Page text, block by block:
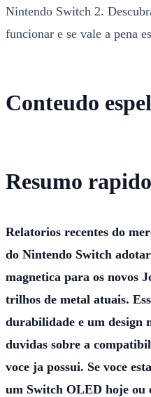
Nintendo Switch 2.
funcionar e se vale a pena
Conteudo
Resumo rapido
Relatorios recentes do
do Nintendo Switch
magnetica para os novos
trilhos de metal atuais.
durabilidade e um design
duvidas sobre a
voce ja possui. Se voce
um Switch OLED hoje ou